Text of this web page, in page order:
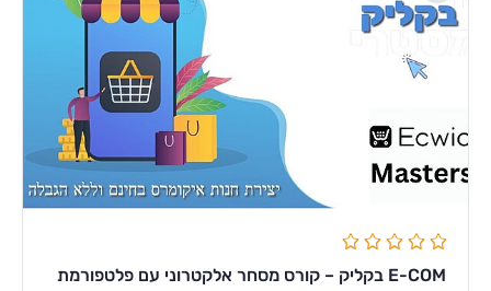
E-COM בקליק – קורס מסחר אלקטרוני עם פלטפורמת